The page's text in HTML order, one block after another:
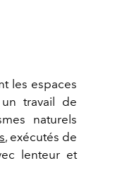
les espaces
travail de
naturels
, exécutés de
lenteur et